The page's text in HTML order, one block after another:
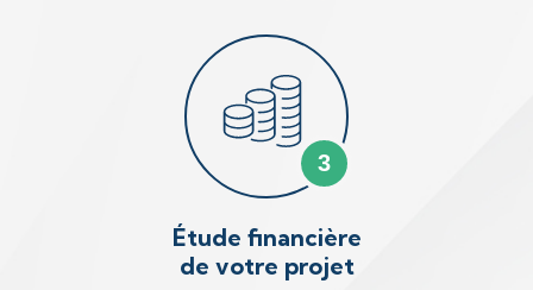
3
Étude financière
de votre projet